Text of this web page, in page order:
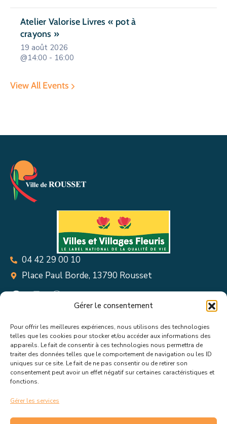
Gérer le consentement
Pour offrir les meilleures expériences, nous utilisons des technologies
telles que les cookies pour stocker et/ou accéder aux informations des
appareils. Le fait de consentir à ces technologies nous permettra de
traiter des données telles que le comportement de navigation ou les ID
uniques sur ce site. Le fait de ne pas consentir ou de retirer son
consentement peut avoir un effet négatif sur certaines caractéristiques et
fonctions.
Gérer les services
Atelier Valorise Livres « pot à
crayons »
19 août 2026
@14:00 - 16:00
View All Events
04 42 29 00 10
Place Paul Borde, 13790 Rousset
Suivez toutes les informations &
actualités de votre ville !
mairie de Rousset. En savoir plus sur la gestion de mes